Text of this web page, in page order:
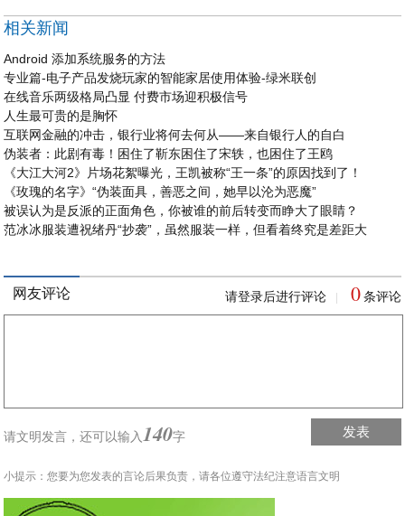
相关新闻
Android 添加系统服务的方法
专业篇-电子产品发烧玩家的智能家居使用体验-绿米联创
在线音乐两级格局凸显 付费市场迎积极信号
人生最可贵的是胸怀
互联网金融的冲击，银行业将何去何从——来自银行人的自白
伪装者：此剧有毒！困住了靳东困住了宋轶，也困住了王鸥
《大江大河2》片场花絮曝光，王凯被称“王一条”的原因找到了！
《玫瑰的名字》“伪装面具，善恶之间，她早以沦为恶魔”
被误认为是反派的正面角色，你被谁的前后转变而睁大了眼睛？
范冰冰服装遭祝绪丹“抄袭”，虽然服装一样，但看着终究是差距大
网友评论 请登录后进行评论 0 条评论
请文明发言，还可以输入 140字 发表
小提示：您要为您发表的言论后果负责，请各位遵守法纪注意语言文明